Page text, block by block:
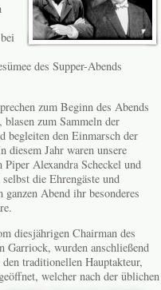
des Supper-Abends
zum Beginn des Abends
blasen zum Sammeln der
begleiten den Einmarsch der
diesem Jahr waren unsere
Piper Alexandra Scheckel und
die Ehrengäste und
ganzen Abend ihr besonderes
diesjährigen Chairman des
Garriock, wurden anschließend
traditionellen Hauptakteur,
welcher nach der üblichen